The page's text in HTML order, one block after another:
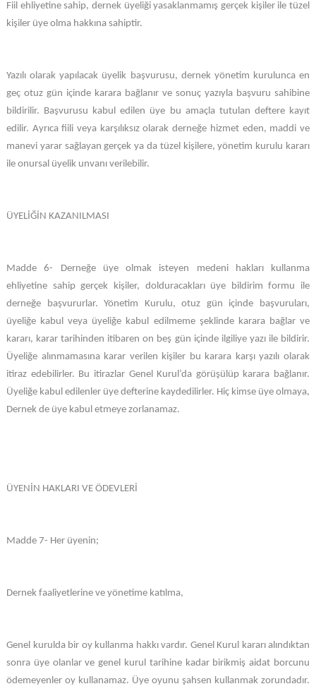
Fiil ehliyetine sahip, dernek üyeliği yasaklanmamış gerçek kişiler ile tüzel
kişiler üye olma hakkına sahiptir.
Yazılı olarak yapılacak üyelik başvurusu, dernek yönetim kurulunca en
geç otuz gün içinde karara bağlanır ve sonuç yazıyla başvuru sahibine
bildirilir. Başvurusu kabul edilen üye bu amaçla tutulan deftere kayıt
edilir. Ayrıca fiili veya karşılıksız olarak derneğe hizmet eden, maddi ve
manevi yarar sağlayan gerçek ya da tüzel kişilere, yönetim kurulu kararı
ile onursal üyelik unvanı verilebilir.
ÜYELİĞİN KAZANILMASI
Madde 6- Derneğe üye olmak isteyen medeni hakları kullanma
ehliyetine sahip gerçek kişiler, dolduracakları üye bildirim formu ile
derneğe başvururlar. Yönetim Kurulu, otuz gün içinde başvuruları,
üyeliğe kabul veya üyeliğe kabul edilmeme şeklinde karara bağlar ve
kararı, karar tarihinden itibaren on beş gün içinde ilgiliye yazı ile bildirir.
Üyeliğe alınmamasına karar verilen kişiler bu karara karşı yazılı olarak
itiraz edebilirler. Bu itirazlar Genel Kurul’da görüşülüp karara bağlanır.
Üyeliğe kabul edilenler üye defterine kaydedilirler. Hiç kimse üye olmaya,
Dernek de üye kabul etmeye zorlanamaz.
ÜYENİN HAKLARI VE ÖDEVLERİ
Madde 7- Her üyenin;
Dernek faaliyetlerine ve yönetime katılma,
Genel kurulda bir oy kullanma hakkı vardır. Genel Kurul kararı alındıktan
sonra üye olanlar ve genel kurul tarihine kadar birikmiş aidat borcunu
ödemeyenler oy kullanamaz. Üye oyunu şahsen kullanmak zorundadır.